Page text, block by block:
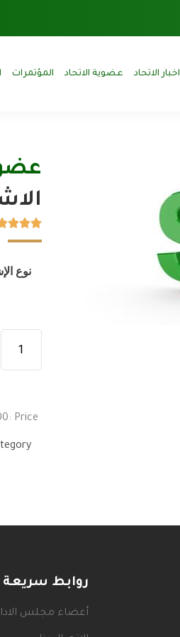
اخبار الاتحاد عضوية الاتحاد المؤتمرات
نوع
Price :
:
روابط سريعة
أعضاء مجلس